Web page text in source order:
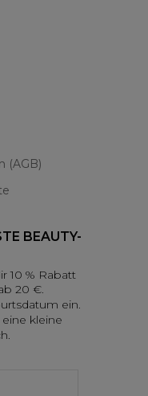
(AGB)
BEAUTY-
10 % Rabatt
20 €.
ein.
kleine